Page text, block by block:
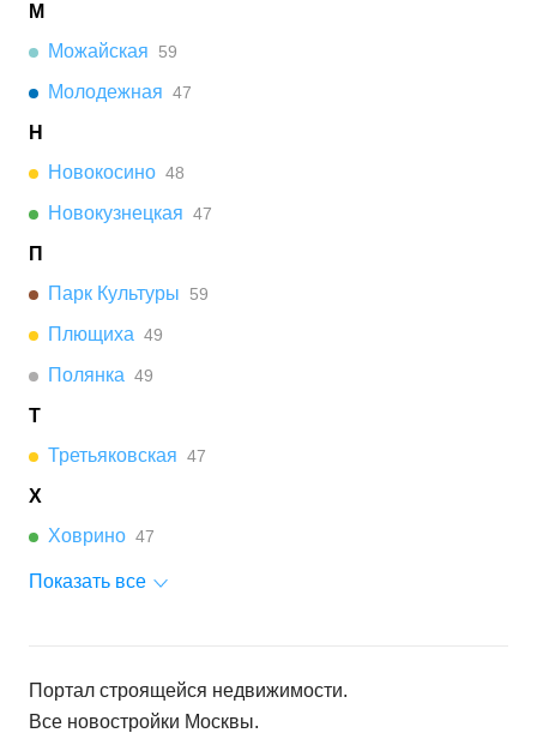
М
Можайская
59
Молодежная 47
Н
Новокосино 48
Новокузнецкая 47
П
Парк Культуры
59
Плющиха 49
Полянка 49
Т
Третьяковская 47
Х
Ховрино 47
Показать все
Портал строящейся недвижимости.
Все новостройки Москвы.